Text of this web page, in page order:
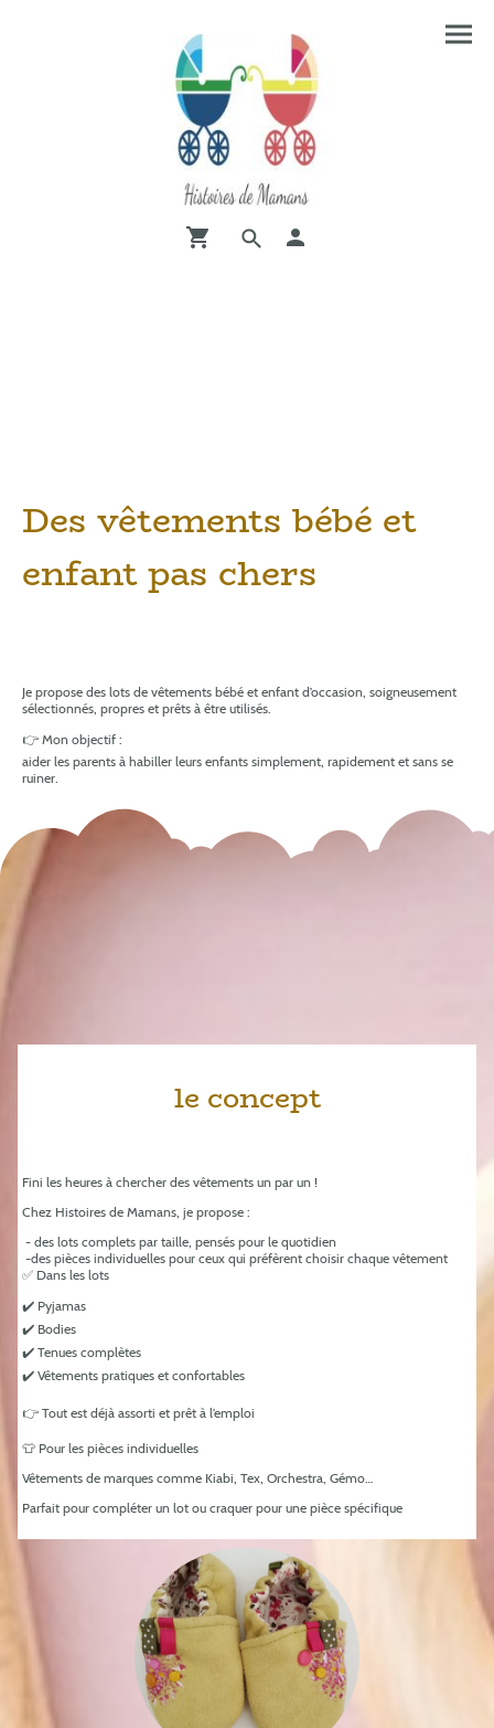
Des vêtements bébé et
enfant pas chers
Je propose des lots de vêtements bébé et enfant d’occasion, soigneusement
sélectionnés, propres et prêts à être utilisés.
👉 Mon objectif :
aider les parents à habiller leurs enfants simplement, rapidement et sans se
ruiner.
le concept
Fini les heures à chercher des vêtements un par un !
Chez Histoires de Mamans, je propose :
- des lots complets par taille, pensés pour le quotidien
-des pièces individuelles pour ceux qui préfèrent choisir chaque vêtement
✅ Dans les lots
✔️ Pyjamas
✔️ Bodies
✔️ Tenues complètes
✔️ Vêtements pratiques et confortables
👉 Tout est déjà assorti et prêt à l’emploi
👕 Pour les pièces individuelles
Vêtements de marques comme Kiabi, Tex, Orchestra, Gémo…
Parfait pour compléter un lot ou craquer pour une pièce spécifique